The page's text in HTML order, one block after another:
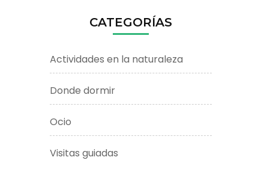
CATEGORÍAS
Actividades en la naturaleza
Donde dormir
Ocio
Visitas guiadas